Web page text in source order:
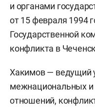
и органами
от 15 февраля 1994
Государственной
конфликта в
Хакимов — ведущий
межнациональных
отношений,